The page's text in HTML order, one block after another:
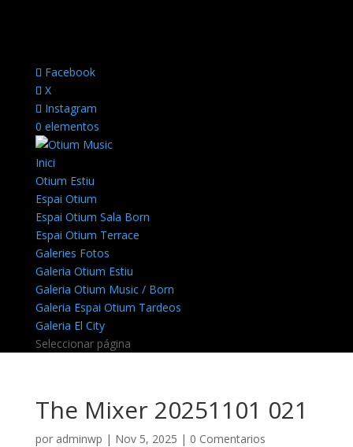
Facebook
X
Instagram
0 elementos
Inici
Otium Estiu
Espai Otium
Espai Otium Sala Born
Espai Otium Terrace
Galeries Fotos
Galeria Otium Estiu
Galeria Otium Music / Born
Galeria Espai Otium Tardeos
Galeria El City
Seleccionar página
The Mixer 20251101 021
por adminwp | Nov 5, 2025 | 0 Comentarios